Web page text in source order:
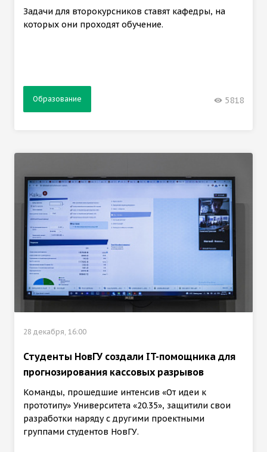
Задачи для второкурсников ставят кафедры, на
которых они проходят обучение.
Образование 5818
28 декабря, 16:00
Студенты НовГУ создали IT-помощника для
прогнозирования кассовых разрывов
Команды, прошедшие интенсив «От идеи к
прототипу» Университета «20.35», защитили свои
разработки наряду с другими проектными
группами студентов НовГУ.